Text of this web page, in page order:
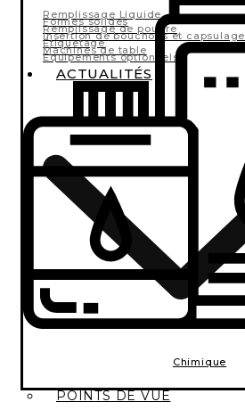
Remplissage Liquide
Formes solides
Remplissage de poudre
Insertion de bouchons et capsulage
Étiquetage
Machines de table
Équipements optionnels
ACTUALITÉS
POINTS DE VUE
Chimique